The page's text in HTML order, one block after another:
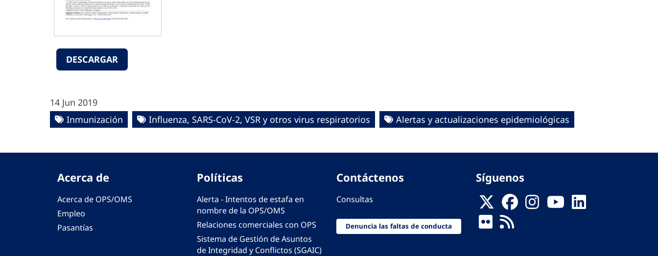
DESCARGAR
14 Jun 2019
Inmunización
Influenza, SARS-CoV-2, VSR y otros virus respiratorios Alertas y actualizaciones epidemiológicas
Acerca de
Acerca de OPS/OMS
Empleo
Pasantías
Políticas
Alerta - Intentos de estafa en
nombre de la OPS/OMS
Relaciones comerciales con OPS
Sistema de Gestión de Asuntos
de Integridad y Conflictos (SGAIC)
Contáctenos
Consultas
Denuncia las faltas de conducta
Síguenos